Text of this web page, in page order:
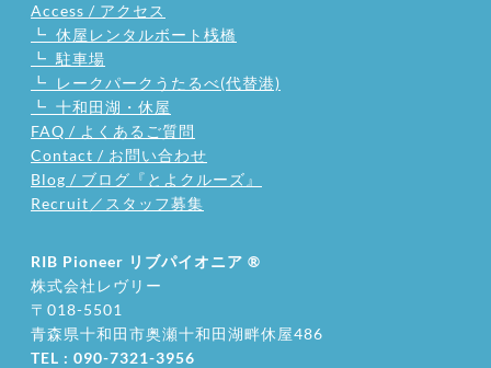
Access / アクセス
┗ 休屋レンタルボート桟橋
┗ 駐車場
┗ レークパークうたるべ(代替港)
┗ 十和田湖・休屋
FAQ / よくあるご質問
Contact / お問い合わせ
Blog / ブログ『とよクルーズ』
Recruit／スタッフ募集
RIB Pioneer リブパイオニア ®
株式会社レヴリー
〒018-5501
​青森県十和田市奥瀬十和田湖畔休屋486
TEL : 090-7321-3956